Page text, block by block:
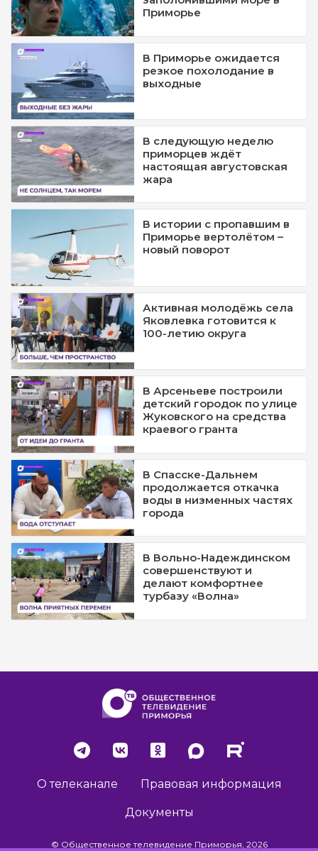
Приморье
В Приморье ожидается
резкое похолодание в
выходные
В следующую неделю
приморцев ждёт
настоящая августовская
жара
В истории с пропавшим в
Приморье вертолётом –
новый поворот
Активная молодёжь села
Яковлевка готовится к
100-летию округа
В Арсеньеве построили
детский городок по улице
Жуковского на средства
краевого гранта
В Спасске-Дальнем
продолжается откачка
воды в низменных частях
города
В Вольно-Надеждинском
совершенствуют и
делают комфортнее
турбазу «Волна»
О телеканале Правовая информация
Документы
© Общественное телевидение Приморья, 2026